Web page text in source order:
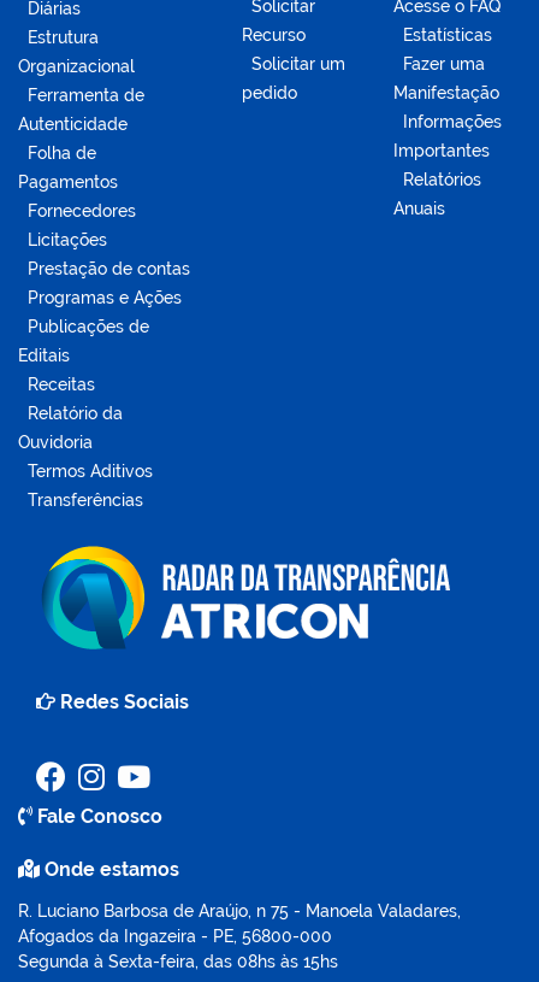
Diárias
Estrutura
Organizacional
Ferramenta de
Autenticidade
Folha de
Pagamentos
Fornecedores
Licitações
Prestação de contas
Programas e Ações
Publicações de
Editais
Receitas
Relatório da
Ouvidoria
Termos Aditivos
Transferências
Solicitar
Recurso
Solicitar um
pedido
Acesse o FAQ
Estatísticas
Fazer uma
Manifestação
Informações
Importantes
Relatórios
Anuais
Redes Sociais
Fale Conosco
Onde estamos
R. Luciano Barbosa de Araújo, n 75 - Manoela Valadares,
Afogados da Ingazeira - PE, 56800-000
Segunda à Sexta-feira, das 08hs às 15hs